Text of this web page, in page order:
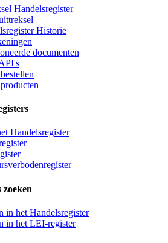
Handelsregister
Historie
documenten
Handelsregister
zoeken
in het Handelsregister
in het LEI-register